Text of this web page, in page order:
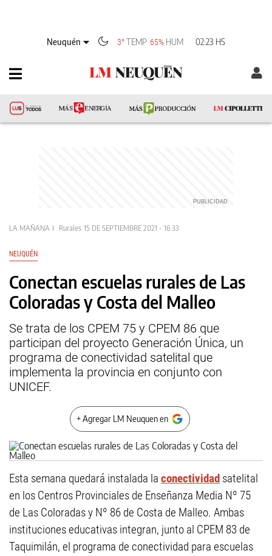
Neuquén 3° TEMP 65% HUM 02:23 HS
LA MAÑANA Rurales 15 DE SEPTIEMBRE 2021 - 16:33
NEUQUÉN
Conectan escuelas rurales de Las
Coloradas y Costa del Malleo
Se trata de los CPEM 75 y CPEM 86 que
participan del proyecto Generación Única, un
programa de conectividad satelital que
implementa la provincia en conjunto con
UNICEF.
+ Agregar LM Neuquen en
Esta semana quedará instalada la conectividad satelital
en los Centros Provinciales de Enseñanza Media Nº 75
de Las Coloradas y Nº 86 de Costa de Malleo. Ambas
instituciones educativas integran, junto al CPEM 83 de
Taquimilán, el programa de conectividad para escuelas